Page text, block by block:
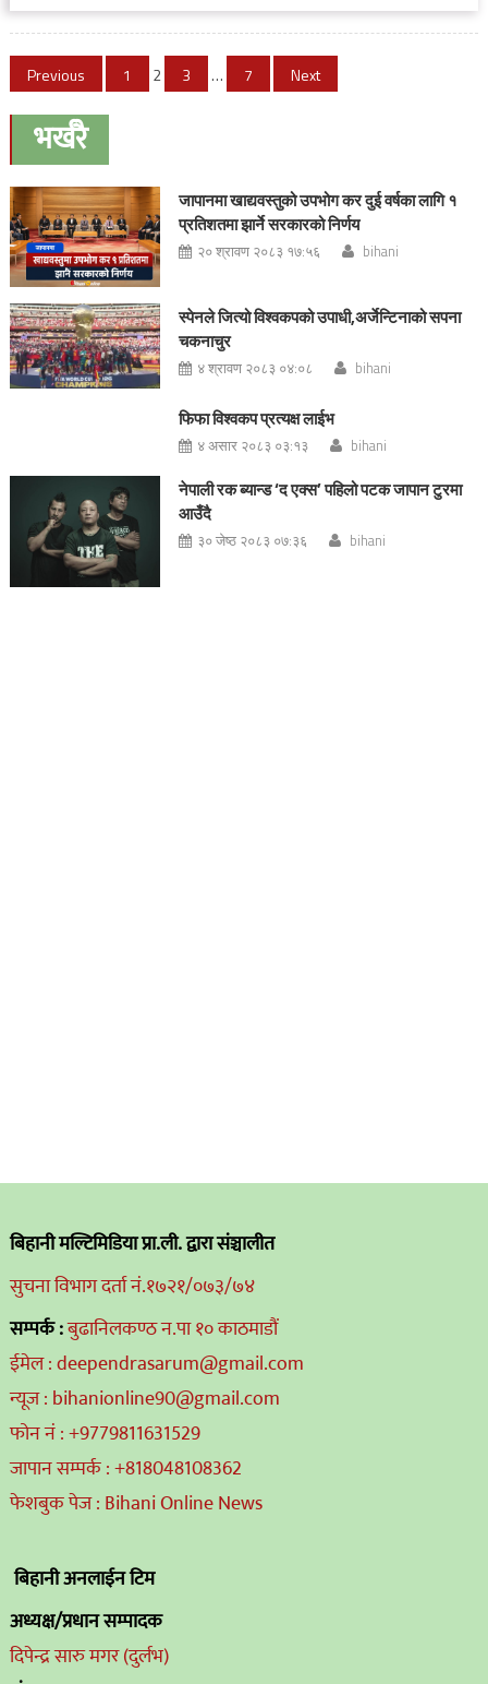
Posts
pagination
Previous 1 2 3 … 7 Next
भर्खरै
जापानमा खाद्यवस्तुको उपभोग कर दुई वर्षका लागि १
प्रतिशतमा झार्ने सरकारको निर्णय
२० श्रावण २०८३ १७:५६ bihani
स्पेनले जित्यो विश्वकपको उपाधी,अर्जेन्टिनाको सपना
चकनाचुर
४ श्रावण २०८३ ०४:०८ bihani
फिफा विश्वकप प्रत्यक्ष लाईभ
४ असार २०८३ ०३:१३ bihani
नेपाली रक ब्यान्ड ‘द एक्स’ पहिलो पटक जापान टुरमा
आउँदै
३० जेष्ठ २०८३ ०७:३६ bihani
बिहानी मल्टिमिडिया प्रा.ली. द्वारा संञ्चालीत
सुचना विभाग दर्ता नं.१७२१/०७३/७४
सम्पर्क :बुढानिलकण्ठ न.पा १० काठमाडौं
ईमेल : deependrasarum@gmail.com
न्यूज : bihanionline90@gmail.com
फोन नं : +9779811631529
जापान सम्पर्क : +818048108362
फेशबुक पेज : Bihani Online News
बिहानी अनलाईन टिम
अध्यक्ष/प्रधान सम्पादक
दिपेन्द्र सारु मगर (दुर्लभ)